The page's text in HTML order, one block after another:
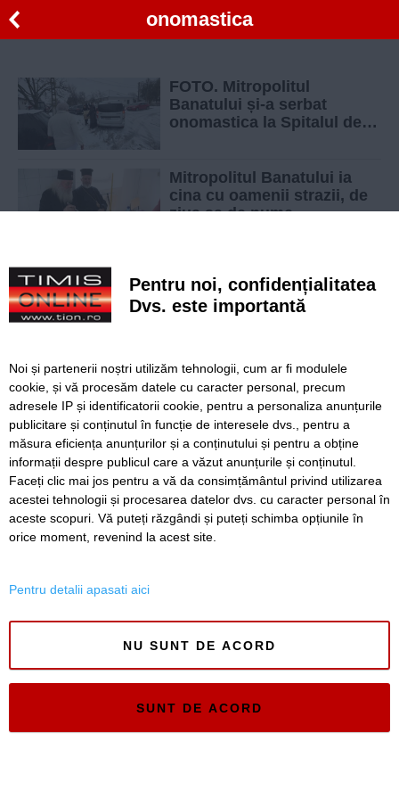
onomastica
FOTO. Mitropolitul
Banatului și-a serbat
onomastica la Spitalul de
Mitropolitul Banatului ia
cina cu oamenii strazii, de
ziua sa de nume
Duminica Floriilor: semnificatie si traditii
stravechi
Sfintii Constantin si Elena - onomastica pentru
Liber pentru Ion la Muzeul de Arta din
Timisoara
Înapoi Înainte
SERVICII Redactia
Folosinta Cookie-urilor
Termeni si conditii de utilizare
Timiș Online
ISSN 3008-2323
Pentru noi, confidențialitatea
Dvs. este importantă
Noi și partenerii noștri utilizăm tehnologii, cum ar fi modulele
cookie, și vă procesăm datele cu caracter personal, precum
adresele IP și identificatorii cookie, pentru a personaliza anunțurile
publicitare și conținutul în funcție de interesele dvs., pentru a
măsura eficiența anunțurilor și a conținutului și pentru a obține
informații despre publicul care a văzut anunțurile și conținutul.
Faceți clic mai jos pentru a vă da consimțământul privind utilizarea
acestei tehnologii și procesarea datelor dvs. cu caracter personal în
aceste scopuri. Vă puteți răzgândi și puteți schimba opțiunile în
orice moment, revenind la acest site.
Pentru detalii apasati aici
NU SUNT DE ACORD
SUNT DE ACORD